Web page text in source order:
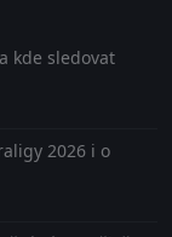
kde sledovat
2026 i o